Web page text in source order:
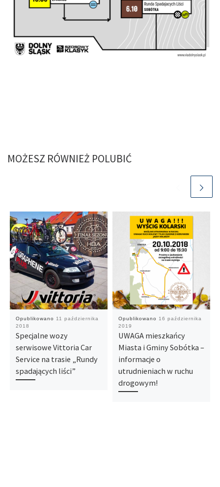
MOŻESZ RÓWNIEŻ POLUBIĆ
Opublikowano
11 października
2018
Specjalne wozy
serwisowe Vittoria Car
Service na trasie „Rundy
spadających liści”
Opublikowano
16 października
2019
UWAGA mieszkańcy
Miasta i Gminy Sobótka –
informacje o
utrudnieniach w ruchu
drogowym!